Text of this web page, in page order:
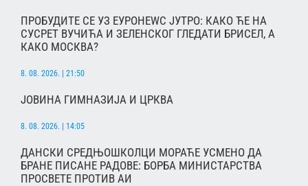
ПРОБУДИТЕ СЕ УЗ ЕУРОНЕWС ЈУТРО: КАКО ЋЕ НА
СУСРЕТ ВУЧИЋА И ЗЕЛЕНСКОГ ГЛЕДАТИ БРИСЕЛ, А
КАКО МОСКВА?
8. 08. 2026. | 21:50
ЈОВИНА ГИМНАЗИЈА И ЦРКВА
8. 08. 2026. | 14:05
ДАНСКИ СРЕДЊОШКОЛЦИ МОРАЋЕ УСМЕНО ДА
БРАНЕ ПИСАНЕ РАДОВЕ: БОРБА МИНИСТАРСТВА
ПРОСВЕТЕ ПРОТИВ АИ